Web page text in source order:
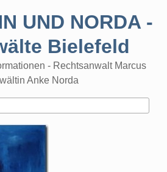
UND NORDA -
Bielefeld
- Rechtsanwalt Marcus
Anke Norda